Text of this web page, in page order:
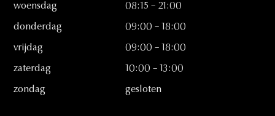
woensdag 08:15 – 21:00
donderdag 09:00 – 18:00
vrijdag 09:00 – 18:00
zaterdag 10:00 – 13:00
zondag gesloten